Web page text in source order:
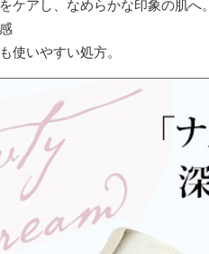
ケアし、なめらかな印象の肌へ。
使いやすい処方。